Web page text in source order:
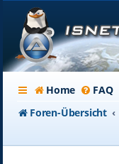
Home FAQ
Foren-Übersicht